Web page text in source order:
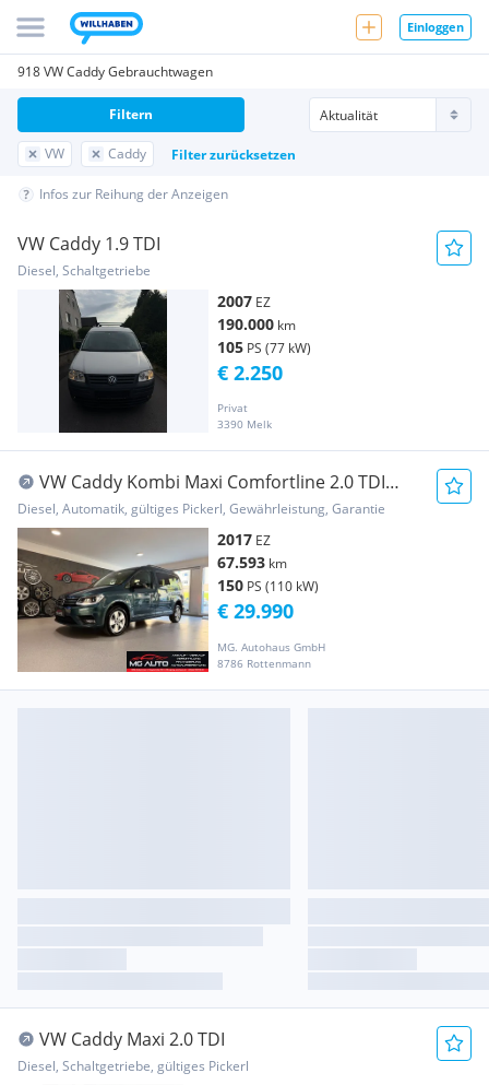
Einloggen
918 VW Caddy Gebrauchtwagen
VW Caddy Filter zurücksetzen
Filtern
Infos zur Reihung der Anzeigen
VW Caddy 1.9 TDI
Diesel, Schaltgetriebe
2007 EZ
190.000 km
105 PS (77 kW)
Privat
3390 Melk
€ 2.250
VW Caddy Kombi Maxi Comfortline 2.0 TDI
4MOTION *D...
Diesel, Automatik, gültiges Pickerl, Gewährleistung, Garantie
2017 EZ
67.593 km
150 PS (110 kW)
MG. Autohaus GmbH
8786 Rottenmann
€ 29.990
VW Caddy Maxi 2.0 TDI
Diesel, Schaltgetriebe, gültiges Pickerl